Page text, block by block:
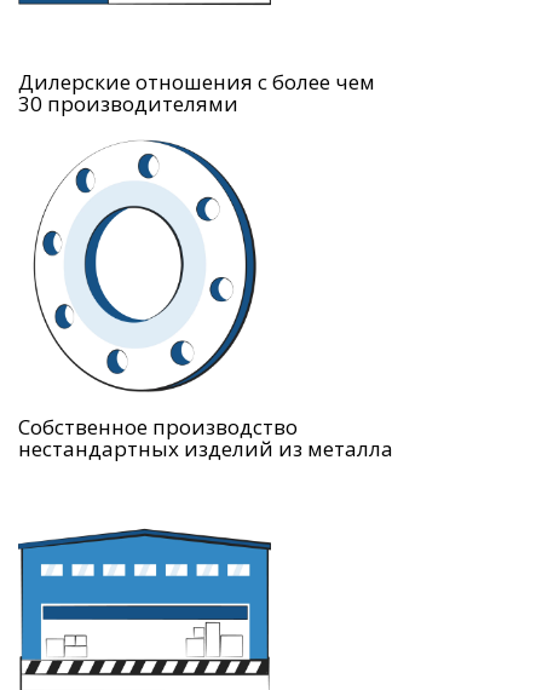
Дилерские отношения с более чем
30 производителями
Собственное производство
нестандартных изделий из металла